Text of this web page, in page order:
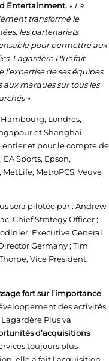
Entertainment. « La
transformé le
les partenariats
pour permettre aux
Lagardère Plus fait
l’expertise de ses équipes
aux marques sur tous les
».
Londres,
et Shanghai,
et pour le compte de
Sports, Epson,
MetroPCS, Veuve
sera pilotée par : Andrew
Chief Strategy Officer ;
Executive General
Germany ; Tim
Vice President,
fort sur l’importance
des activités
Plus va
d’acquisitions
toujours plus